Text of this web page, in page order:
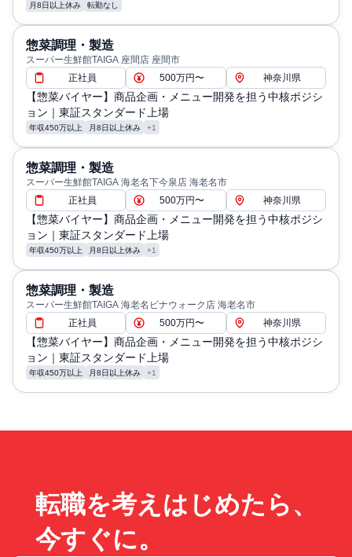
月8日以上休み 転勤なし
惣菜調理・製造
スーパー生鮮館TAIGA 座間店 座間市
正社員
500万円〜 神奈川県
【惣菜バイヤー】商品企画・メニュー開発を担う中核ポジシ
ョン｜東証スタンダード上場
年収450万以上 月8日以上休み +1
惣菜調理・製造
スーパー生鮮館TAIGA 海老名下今泉店 海老名市
正社員
500万円〜 神奈川県
【惣菜バイヤー】商品企画・メニュー開発を担う中核ポジシ
ョン｜東証スタンダード上場
年収450万以上 月8日以上休み +1
惣菜調理・製造
スーパー生鮮館TAIGA 海老名ビナウォーク店 海老名市
正社員
500万円〜 神奈川県
【惣菜バイヤー】商品企画・メニュー開発を担う中核ポジシ
ョン｜東証スタンダード上場
年収450万以上 月8日以上休み +1
転職を考えはじめたら、
今すぐに。